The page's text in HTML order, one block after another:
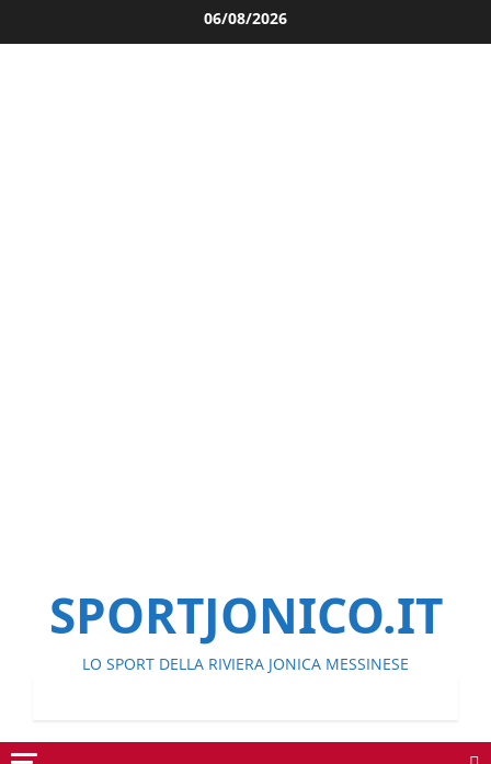
al
06/08/2026
SPORTJONICO.IT
LO SPORT DELLA RIVIERA JONICA MESSINESE